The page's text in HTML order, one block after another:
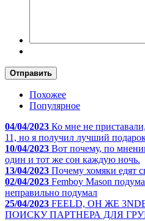
Отправить
Похожее
Популярное
04/04/2023 Ко мне не
11, но я получил лучший
10/04/2023 Вот почему, по
один и тот же сон каждую ночь.
13/04/2023 Почему хомяки едят
02/04/2023 Femboy Mason
неправильно подумал
25/04/2023 FEELD, ОН ЖЕ
ПОИСКУ ПАРТНЕРА ДЛЯ